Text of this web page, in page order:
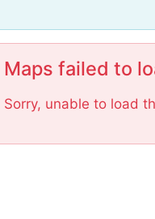
Maps failed to
Sorry, unable to load